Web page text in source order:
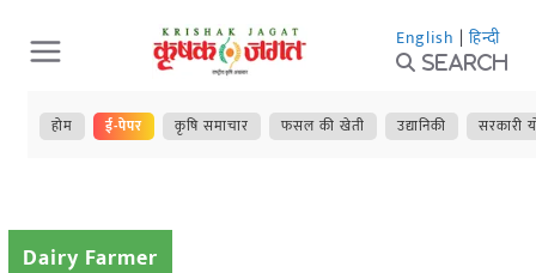
Skip
to
content
English | हिन्दी
Search
होम ई-पेपर कृषि समाचार फसल की खेती उद्यानिकी सरकारी
Dairy Farmer